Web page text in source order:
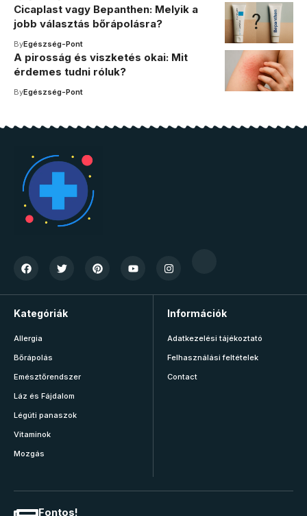
Cicaplast vagy Bepanthen: Melyik a
jobb választás bőrápolásra?
ByEgészség-Pont
A pirosság és viszketés okai: Mit
érdemes tudni róluk?
ByEgészség-Pont
Kategóriák
Allergia
Bőrápolás
Emésztőrendszer
Láz és Fájdalom
Légúti panaszok
Vitaminok
Mozgás
Információk
Adatkezelési tájékoztató
Felhasználási feltételek
Contact
Fontos!